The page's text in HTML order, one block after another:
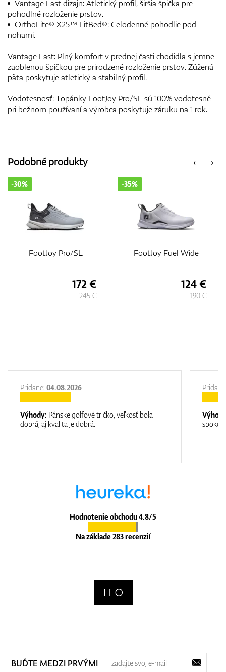
Vantage Last dizajn: Atletický profil, širšia špička pre
pohodlné rozloženie prstov.
OrthoLite® X25™ FitBed®: Celodenné pohodlie pod
nohami.
Vantage Last: Plný komfort v prednej časti chodidla s jemne
zaoblenou špičkou pre prirodzené rozloženie prstov. Zúžená
päta poskytuje atletický a stabilný profil.
Vodotesnosť: Topánky FootJoy Pro/SL sú 100% vodotesné
pri bežnom používaní a výrobca poskytuje záruku na 1 rok.
‹
Podobné produkty ›
FootJoy Fuel Wide
-35%
124 €
190 €
FootJoy Fuel
-35%
124 €
190 €
Hodnotenie obchodu 4.8/5
Na základe 283 recenzií
Pridane: 04.08.2026
Výhody: Pánske golfové tričko, veľkosť bola
dobrá, aj kvalita je dobrá.
BUĎTE MEDZI PRVÝMI